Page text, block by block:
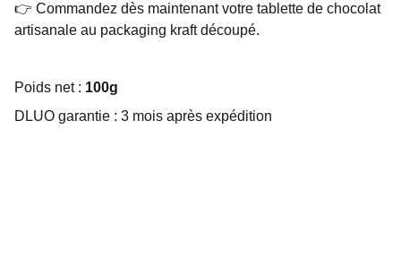
👉 Commandez dès maintenant votre tablette de chocolat
artisanale au packaging kraft découpé.
Poids net : 100g
DLUO garantie : 3 mois après expédition